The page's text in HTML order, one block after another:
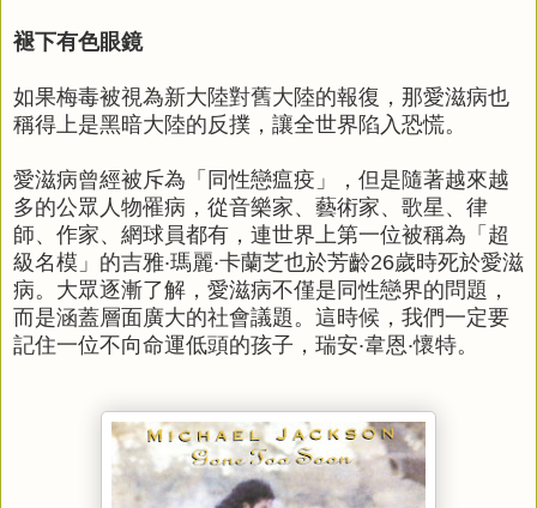
褪下有色眼鏡
如果梅毒被視為新大陸對舊大陸的報復，那愛滋病也
稱得上是黑暗大陸的反撲，讓全世界陷入恐慌。
愛滋病曾經被斥為「同性戀瘟疫」，但是隨著越來越
多的公眾人物罹病，從音樂家、藝術家、歌星、律
師、作家、網球員都有，連世界上第一位被稱為「超
級名模」的吉雅‧瑪麗‧卡蘭芝也於芳齡26歲時死於愛滋
病。大眾逐漸了解，愛滋病不僅是同性戀界的問題，
而是涵蓋層面廣大的社會議題。這時候，我們一定要
記住一位不向命運低頭的孩子，瑞安‧韋恩‧懷特。